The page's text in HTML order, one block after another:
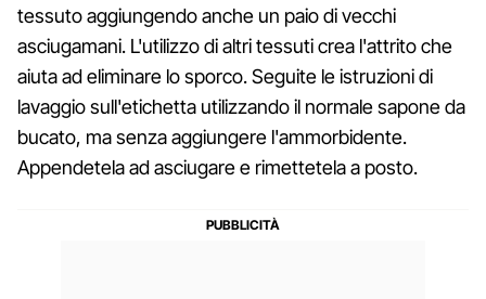
tessuto aggiungendo anche un paio di vecchi
asciugamani. L'utilizzo di altri tessuti crea l'attrito che
aiuta ad eliminare lo sporco. Seguite le istruzioni di
lavaggio sull'etichetta utilizzando il normale sapone da
bucato, ma senza aggiungere l'ammorbidente.
Appendetela ad asciugare e rimettetela a posto.